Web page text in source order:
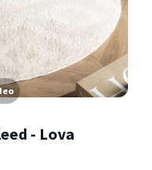
- Lova